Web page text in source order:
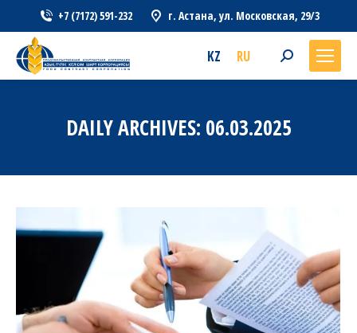
+7 (7172) 591-232 г. Астана, ул. Московская, 29/3
KZ RU Search:
DAILY ARCHIVES: 06.03.2025